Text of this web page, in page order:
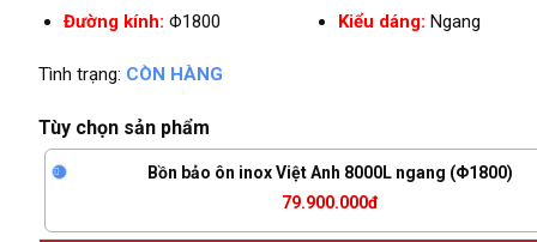
Đường kính:Φ1800 Kiểu dáng:Ngang
Tình trạng: CÒN HÀNG
Tùy chọn sản phẩm
Bồn bảo ôn inox Việt Anh 8000L ngang (Φ1800)
79.900.000đ